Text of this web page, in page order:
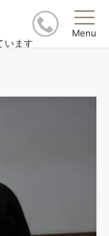
います
Menu